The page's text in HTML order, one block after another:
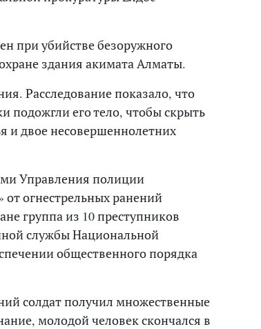
при убийстве безоружного
здания акимата Алматы.
Расследование показало, что
подожгли его тело, чтобы скрыть
и двое несовершеннолетних
Управления полиции
огнестрельных ранений
группа из 10 преступников
службы Национальной
общественного порядка
солдат получил множественные
молодой человек скончался в